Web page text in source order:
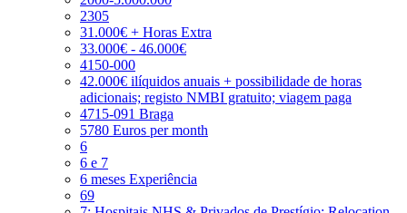
2305
31.000€ + Horas Extra
33.000€ - 46.000€
4150-000
42.000€ ilíquidos anuais + possibilidade de horas
adicionais; registo NMBI gratuito; viagem paga
4715-091 Braga
5780 Euros per month
6
6 e 7
6 meses Experiência
69